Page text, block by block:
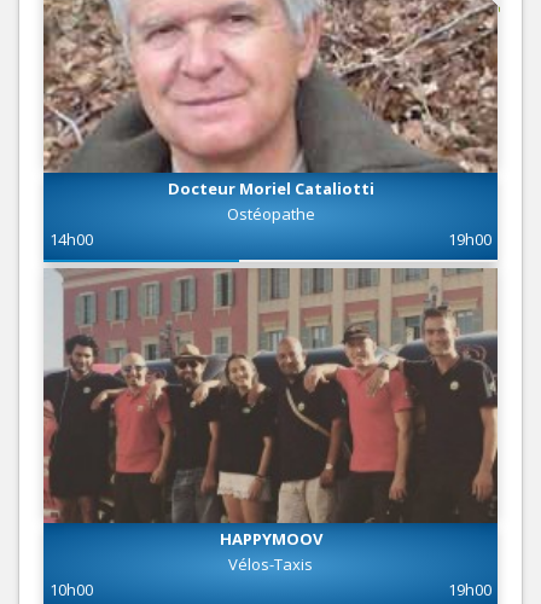
Docteur Moriel Cataliotti
Ostéopathe
14h00
19h00
HAPPYMOOV
Vélos-Taxis
10h00
19h00